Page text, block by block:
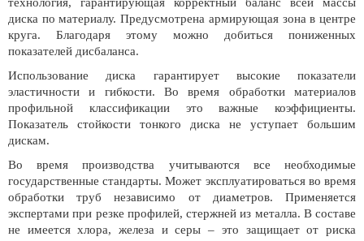
диска по материалу. Предусмотрена армирующая зона в центре
круга. Благодаря этому можно добиться пониженных
показателей дисбаланса.
Использование диска гарантирует высокие показатели
эластичности и гибкости. Во время обработки материалов
профильной классификации это важные коэффициенты.
Показатель стойкости тонкого диска не уступает большим
дискам.
Во время производства учитываются все необходимые
государственные стандарты. Может эксплуатироваться во время
обработки труб независимо от диаметров. Применяется
экспертами при резке профилей, стержней из металла. В составе
не имеется хлора, железа и серы – это защищает от риска